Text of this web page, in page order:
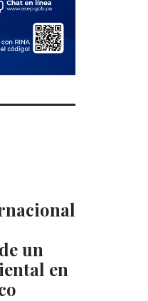
un
en